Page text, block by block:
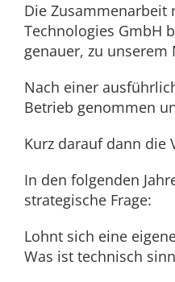
Die Zusammenarbeit
Technologies GmbH
genauer, zu
Nach einer
Betrieb genommen
Kurz darauf dann die
In den folgenden
strategische Frage:
Lohnt sich eine
Was ist technisch